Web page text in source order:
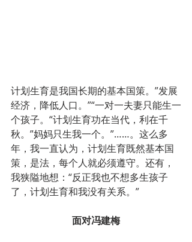
计划生育是我国长期的基本国策。”发展
经济，降低人口。”“一对一夫妻只能生一
个孩子。“计划生育功在当代，利在千
秋。”妈妈只生我一个。”……。这么多
年，我一直认为，计划生育既然基本国
策，是法，每个人就必须遵守。还有，
我狭隘地想：“反正我也不想多生孩子
了，计划生育和我没有关系。”
面对冯建梅